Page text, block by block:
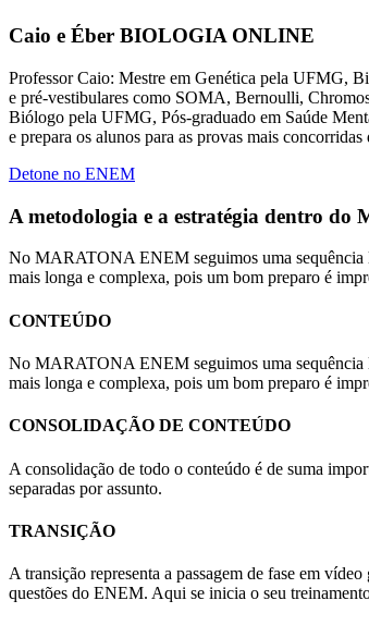
Caio e Éber BIOLOGIA ONLINE
Professor Caio: Mestre em Genética pela UFMG,
e pré-vestibulares como SOMA, Bernoulli,
Biólogo pela UFMG, Pós-graduado em Saúde
e prepara os alunos para as provas mais
Detone no ENEM
A metodologia e a estratégia dentro
No MARATONA ENEM seguimos uma sequência
mais longa e complexa, pois um bom preparo é
CONTEÚDO
No MARATONA ENEM seguimos uma sequência
mais longa e complexa, pois um bom preparo é
CONSOLIDAÇÃO DE CONTEÚDO
A consolidação de todo o conteúdo é de suma
separadas por assunto.
TRANSIÇÃO
A transição representa a passagem de fase em
questões do ENEM. Aqui se inicia o seu